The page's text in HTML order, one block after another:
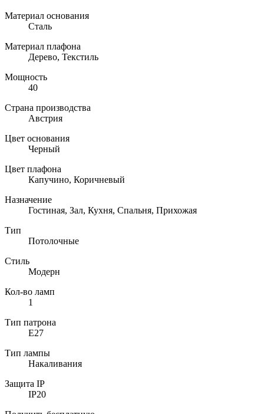
Материал основания
Сталь
Материал плафона
Дерево, Текстиль
Мощность
40
Страна производства
Австрия
Цвет основания
Черный
Цвет плафона
Капучино, Коричневый
Назначение
Гостиная, Зал, Кухня, Спальня, Прихожая
Тип
Потолочные
Стиль
Модерн
Кол-во ламп
1
Тип патрона
E27
Тип лампы
Накаливания
Защита IP
IP20